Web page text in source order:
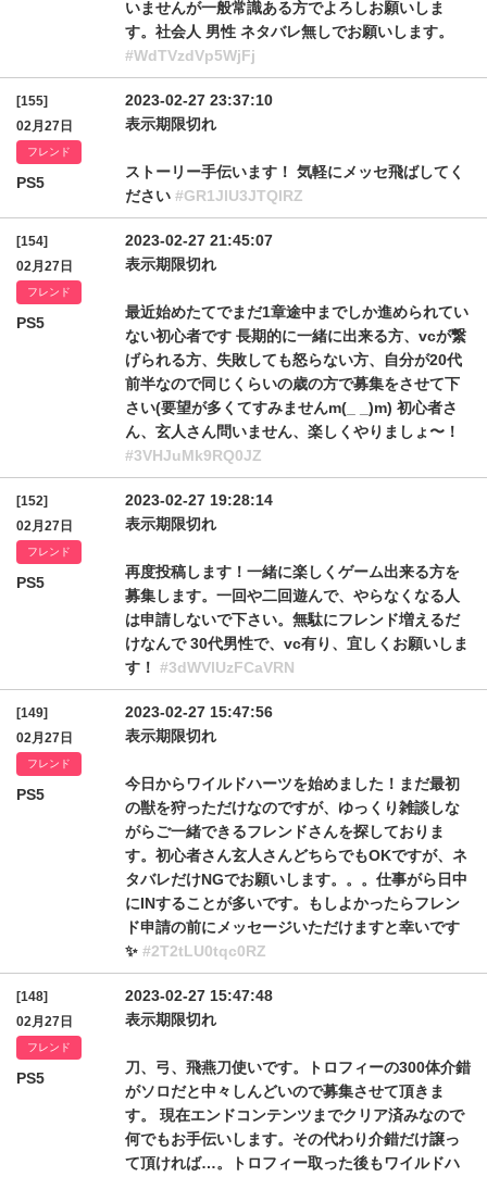
いませんが一般常識ある方でよろしお願いしま
す。社会人 男性 ネタバレ無しでお願いします。
#WdTVzdVp5WjFj
[155]
02月27日
フレンド
PS5
2023-02-27 23:37:10
表示期限切れ
ストーリー手伝います！ 気軽にメッセ飛ばしてく
ださい #GR1JlU3JTQlRZ
[154]
02月27日
フレンド
PS5
2023-02-27 21:45:07
表示期限切れ
最近始めたてでまだ1章途中までしか進められてい
ない初心者です 長期的に一緒に出来る方、vcが繋
げられる方、失敗しても怒らない方、自分が20代
前半なので同じくらいの歳の方で募集をさせて下
さい(要望が多くてすみませんm(_ _)m) 初心者さ
ん、玄人さん問いません、楽しくやりましょ〜！
#3VHJuMk9RQ0JZ
[152]
02月27日
フレンド
PS5
2023-02-27 19:28:14
表示期限切れ
再度投稿します！一緒に楽しくゲーム出来る方を
募集します。一回や二回遊んで、やらなくなる人
は申請しないで下さい。無駄にフレンド増えるだ
けなんで 30代男性で、vc有り、宜しくお願いしま
す！ #3dWVlUzFCaVRN
[149]
02月27日
フレンド
PS5
2023-02-27 15:47:56
表示期限切れ
今日からワイルドハーツを始めました！まだ最初
の獣を狩っただけなのですが、ゆっくり雑談しな
がらご一緒できるフレンドさんを探しておりま
す。初心者さん玄人さんどちらでもOKですが、ネ
タバレだけNGでお願いします。。。仕事がら日中
にINすることが多いです。もしよかったらフレン
ド申請の前にメッセージいただけますと幸いです
✨ #2T2tLU0tqc0RZ
[148]
02月27日
フレンド
PS5
2023-02-27 15:47:48
表示期限切れ
刀、弓、飛燕刀使いです。トロフィーの300体介錯
がソロだと中々しんどいので募集させて頂きま
す。 現在エンドコンテンツまでクリア済みなので
何でもお手伝いします。その代わり介錯だけ譲っ
て頂ければ…。トロフィー取った後もワイルドハ